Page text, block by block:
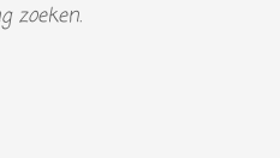
zoeken.